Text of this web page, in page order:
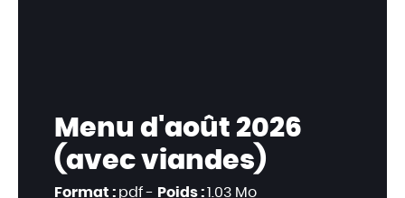
Menu d'août 2026
(avec viandes)
Format :pdf - Poids :1.03 Mo